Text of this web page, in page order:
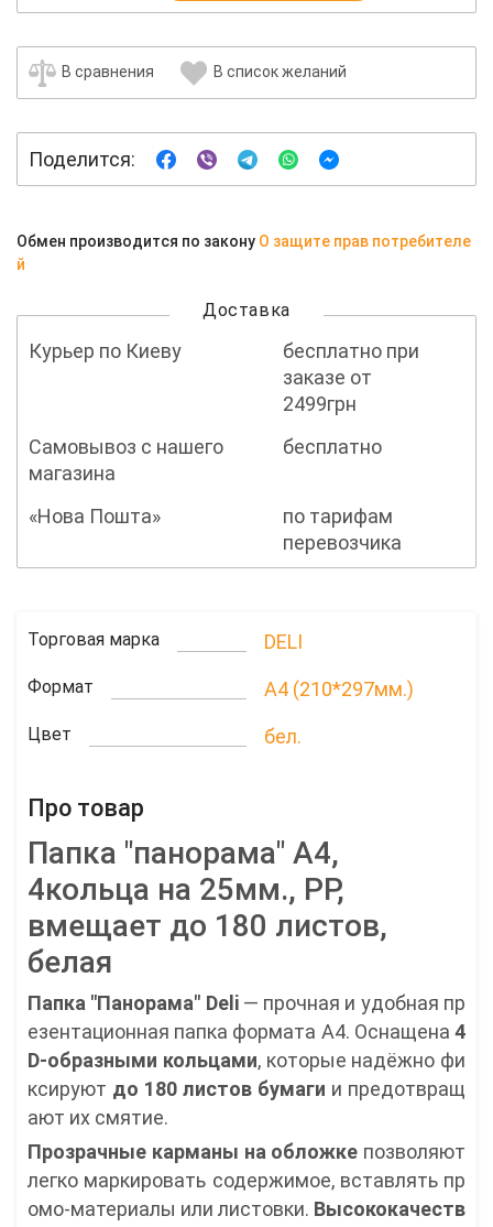
В сравнения В список желаний
Поделится:
Обмен производится по закону О защите прав потребителе
й
Доставка
Курьер по Киеву
бесплатно при
заказе от
2499грн
Самовывоз с нашего
магазина
бесплатно
«Нова Пошта»
по тарифам
перевозчика
Торговая марка DELI
Формат A4 (210*297мм.)
Цвет бел.
Про товар
Папка "панорама" А4,
4кольца на 25мм., PP,
вмещает до 180 листов,
белая
Папка "Панорама" Deli— прочная и удобная пр
езентационная папка формата А4. Оснащена 4
D-образными кольцами, которые надёжно фи
ксируют до 180 листов бумаги и предотвращ
ают их смятие.
Прозрачные карманы на обложке позволяют
легко маркировать содержимое, вставлять пр
омо-материалы или листовки. Высококачеств